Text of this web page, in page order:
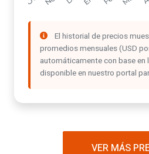
El historial de precios
promedios mensuales (USD
automáticamente con base en
disponible en nuestro portal
VER MÁS